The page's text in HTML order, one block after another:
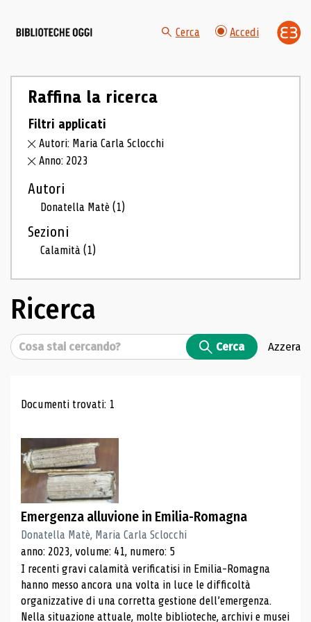
Cerca Accedi
Raffina la ricerca
Filtri applicati
Autori: Maria Carla Sclocchi
Anno: 2023
Autori
Donatella Matè(1)
Sezioni
Calamità(1)
Ricerca
Cerca Cerca Azzera
Risultati di ricerca
Documenti trovati: 1
Emergenza alluvione in Emilia-Romagna
Donatella Matè, Maria Carla Sclocchi
anno: 2023, volume: 41, numero: 5
I recenti gravi calamità verificatisi in Emilia-Romagna
hanno messo ancora una volta in luce le difficoltà
organizzative di una corretta gestione dell’emergenza.
Nella situazione attuale, molte biblioteche, archivi e musei